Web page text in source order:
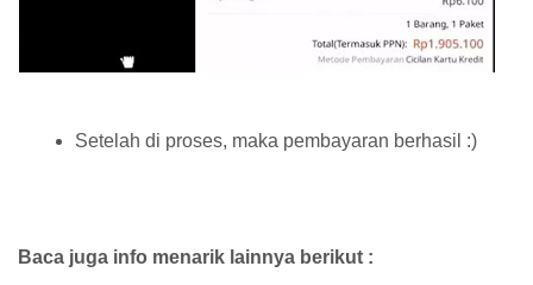
Setelah di proses, maka pembayaran berhasil :)
Baca juga info menarik lainnya berikut :